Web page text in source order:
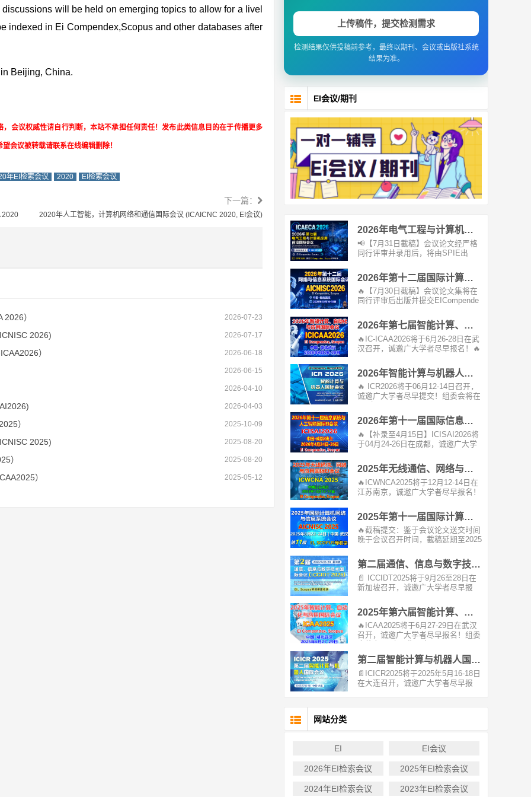
will be held on emerging topics to allow for a livel
indexed in Ei Compendex,Scopus and other databases after
Beijing, China.
会议权威性请自行判断，本站不承担任何责任！发布此类信息目的在于传播更多
会议被转载请联系在线编辑删除！
年EI检索会议 2020 EI检索会议
2020
下一篇：
2020年人工智能，计算机网络和通信国际会议 (ICAICNC 2020, EI会议)
2026-07-23
）
2026-07-17
2026)
2026-06-18
）
2026-06-15
2026-04-10
2026-04-03
2025-10-09
）
2025-08-20
2025)
2025-08-20
）
2025-05-12
）
上传稿件，提交检测需求
检测结果仅供投稿前参考，最终以期刊、会议或出版社系统
结果为准。
EI会议/期刊
2026年电气工程与计算机应用前沿国际会议（ICAECA 2026）
📢【7月31日截稿】会议论文经严格
同行评审并录用后，将由SPIE出
2026年第十二届国际计算机网络与信息系统EI会议 (AICNISC 2026)
🔥【7月30日截稿】会议论文集将在
同行评审后出版并提交EICompende
2026年第七届智能计算、自动化与应用国际会议（IC-ICAA2026）
🔥IC-ICAA2026将于6月26-28日在武
汉召开，诚邀广大学者尽早报名！🔥
2026年智能计算与机器人国际会议（ICR 2026）
🔥 ICR2026将于06月12-14日召开，
诚邀广大学者尽早提交！组委会将在
2026年第十一届国际信息系统与人工智能EI会议(ICISAI2026)
🔥【补录至4月15日】ICISAI2026将
于04月24-26日在成都，诚邀广大学
2025年无线通信、网络与应用国际EI会议（ICWCNA 2025）
🔥ICWNCA2025将于12月12-14日在
江苏南京，诚邀广大学者尽早报名！
2025年第十一届国际计算机网络与信息系统EI会议 (AICNISC 2025)
🔥截稿提交：鉴于会议论文送交时间
晚于会议召开时间，截稿延期至2025
第二届通信、信息与数字技术国际EI会议（ICCIDT 2025）
📄 ICCIDT2025将于9月26至28日在
新加坡召开，诚邀广大学者尽早报
2025年第六届智能计算、自动化与应用国际EI会议（ICAA2025）
🔥ICAA2025将于6月27-29日在武汉
召开，诚邀广大学者尽早报名！组委
第二届智能计算与机器人国际EI会议（ICICR 2025）
📄ICICR2025将于2025年5月16-18日
在大连召开，诚邀广大学者尽早报
网站分类
EI EI会议
2026年EI检索会议 2025年EI检索会议
2024年EI检索会议 2023年EI检索会议